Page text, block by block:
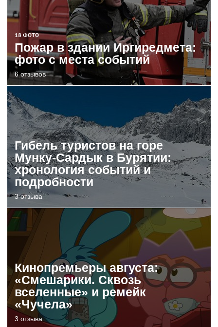
18 ФОТО
Пожар в здании Иргиредмета:
фото с места событий
6 отзывов
Гибель туристов на горе
Мунку-Сардык в Бурятии:
хронология событий и
подробности
3 отзыва
Кинопремьеры августа:
«Смешарики. Сквозь
вселенные» и ремейк
«Чучела»
3 отзыва